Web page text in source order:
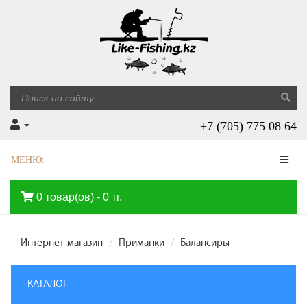
+7 (705) 775 08 64
МЕНЮ:
0 товар(ов) - 0 тг.
Интернет-магазин Приманки Балансиры
КАТАЛОГ